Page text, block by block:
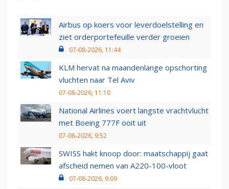
Airbus op koers voor leverdoelstelling en
ziet orderportefeuille verder groeien
07-08-2026, 11:44
KLM hervat na maandenlange opschorting
vluchten naar Tel Aviv
07-08-2026, 11:10
National Airlines voert langste vrachtvlucht
met Boeing 777F ooit uit
07-08-2026, 9:52
SWISS hakt knoop door: maatschappij gaat
afscheid nemen van A220-100-vloot
07-08-2026, 9:09